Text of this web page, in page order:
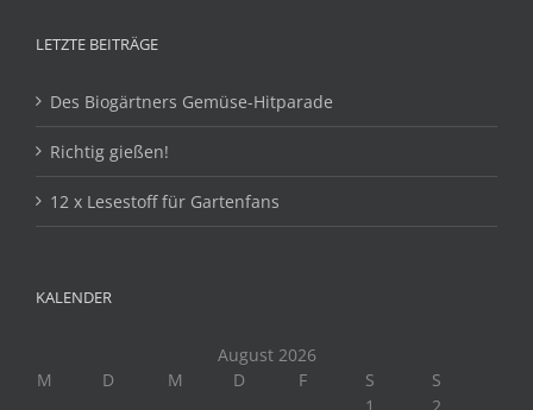
LETZTE BEITRÄGE
Des Biogärtners Gemüse-Hitparade
Richtig gießen!
12 x Lesestoff für Gartenfans
KALENDER
August 2026
M
D M D F S
S